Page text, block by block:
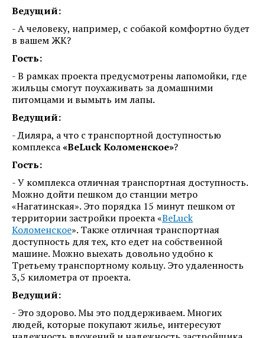
Ведущий:
- А человеку, например, с собакой комфортно будет
в вашем ЖК?
Гость:
- В рамках проекта предусмотрены лапомойки, где
жильцы смогут поухаживать за домашними
питомцами и вымыть им лапы.
Ведущий:
- Диляра, а что с транспортной доступностью
комплекса«BeLuck Коломенское»?
Гость:
- У комплекса отличная транспортная доступность.
Можно дойти пешком до станции метро
«Нагатинская». Это порядка 15 минут пешком от
территории застройки проекта «BeLuck
Коломенское». Также отличная транспортная
доступность для тех, кто едет на собственной
машине. Можно выехать довольно удобно к
Третьему транспортному кольцу. Это удаленность
3,5 километра от проекта.
Ведущий:
- Это здорово. Мы это поддерживаем. Многих
людей, которые покупают жилье, интересуют